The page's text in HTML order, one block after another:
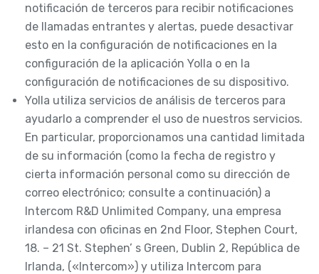
notificación de terceros para recibir notificaciones
de llamadas entrantes y alertas, puede desactivar
esto en la configuración de notificaciones en la
configuración de la aplicación Yolla o en la
configuración de notificaciones de su dispositivo.
Yolla utiliza servicios de análisis de terceros para
ayudarlo a comprender el uso de nuestros servicios.
En particular, proporcionamos una cantidad limitada
de su información (como la fecha de registro y
cierta información personal como su dirección de
correo electrónico; consulte a continuación) a
Intercom R&D Unlimited Company, una empresa
irlandesa con oficinas en 2nd Floor, Stephen Court,
18. – 21 St. Stephen’ s Green, Dublin 2, República de
Irlanda, («Intercom») y utiliza Intercom para